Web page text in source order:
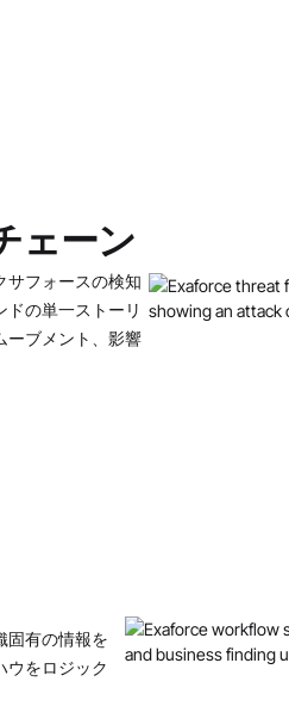
ェーン
サフォースの検知
の単一ストーリ
ーブメント、影響
固有の情報を
ウをロジック